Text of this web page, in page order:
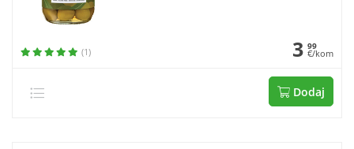
(1) 3 99
€/kom
Dodaj